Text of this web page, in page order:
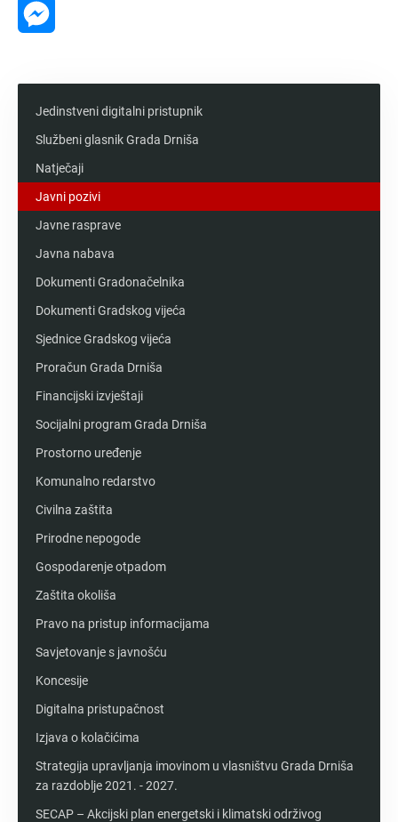
Jedinstveni digitalni pristupnik
Službeni glasnik Grada Drniša
Natječaji
Javni pozivi
Javne rasprave
Javna nabava
Dokumenti Gradonačelnika
Dokumenti Gradskog vijeća
Sjednice Gradskog vijeća
Proračun Grada Drniša
Financijski izvještaji
Socijalni program Grada Drniša
Prostorno uređenje
Komunalno redarstvo
Civilna zaštita
Prirodne nepogode
Gospodarenje otpadom
Zaštita okoliša
Pravo na pristup informacijama
Savjetovanje s javnošću
Koncesije
Digitalna pristupačnost
Izjava o kolačićima
Strategija upravljanja imovinom u vlasništvu Grada Drniša
za razdoblje 2021. - 2027.
SECAP – Akcijski plan energetski i klimatski održivog